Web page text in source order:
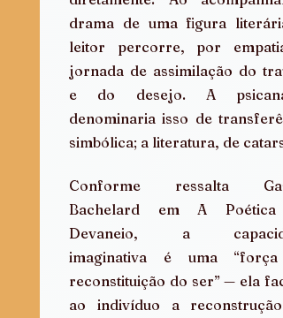
drama de uma figura
leitor percorre, por
jornada de assimilação do
e do desejo. A
denominaria isso de
simbólica; a literatura, de
Conforme ressalta
Bachelard em A Poética
Devaneio, a
imaginativa é uma “força
reconstituição do ser” — ela
ao indivíduo a reconstrução